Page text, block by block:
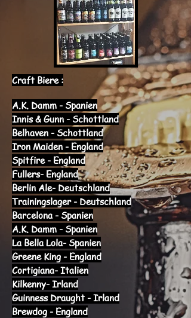
Craft Biere :
A.K. Damm - Spanien
Innis & Gunn - Schottland
Belhaven - Schottland
Iron Maiden - England
Spitfire - England
Fullers- England
Berlin Ale- Deutschland
Trainingslager - Deutschland
Barcelona - Spanien
A.K. Damm - Spanien
La Bella Lola- Spanien
Greene King - England
Cortigiana- Italien
Kilkenny- Irland
Guinness Draught - Irland
Brewdog - England